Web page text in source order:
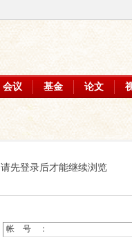
会议 基金 论文
请先登录后才能继续浏览
帐 号 ：